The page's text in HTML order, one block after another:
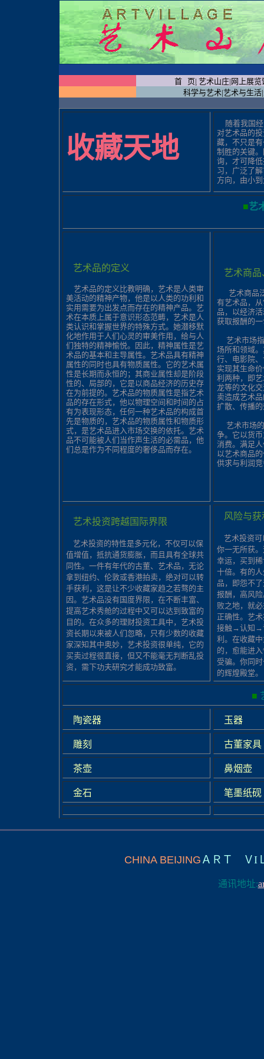
首 页| 艺术山庄| 网上展览
科学与艺术|艺术与生活|
收藏天地
随着我国
对艺术品的
藏，不只是
制胜的关键
询，才可降
习，广泛了
方向，由小
■艺
艺术品的定义
艺术品的定义比教明确，艺术是人类审
美活动的精神产物，他是以人类的功利和
实用需要为出发点而存在的精神产品。艺
术在本质上属于意识形态范畴，艺术是人
类认识和掌握世界的特殊方式。她潜移默
化地作用于人们心灵的审美作用，给与人
们独特的精神愉悦。
因此，精神属性是艺
术品的基本和主导属性。艺术品具有精神
属性的同时也具有物质属性。它的艺术属
性是长期而永恒的；其商业属性却是阶段
性的、局部的，它是以商品经济的历史存
在为前提的。艺术品的物质属性是指艺术
品的存在形式，他以物理空间和时间的占
有为表现形态，任何一种艺术品的构成首
先是物质的，艺术品的物质属性和物质形
式，是艺术品进入市场交换的依托。艺术
品不可能被人们当作声生活的必需品，他
们总是作为不同程度的奢侈品而存在。
艺术商品
艺术商品
有艺术品，
品，以经济
获取报酬的
艺术市场指
场所和领域
行、电影院
实现其生命
利两种，即
龙等的文化
卖造成艺术
扩散、传播
艺术市场的
争。它以货
消费。满足
以艺术商品
供求与利润
艺术投资跨越国际界限
艺术投资的特性是多元化，不仅可以保
值增值，抵抗通货膨胀，而且具有全球共
同性。一件有年代的古董、艺术品，无论
拿到纽约、伦敦或香港拍卖，绝对可以转
手获利，这是让不少收藏家趋之若骛的主
因。艺术品没有国度界限，在不断丰富、
提高艺术秀舱的过程中又可以达到致富的
目的。在众多的理财投资工具中，艺术投
资长期以来被人们忽略，只有少数的收藏
家深知其中奥妙，艺术投资很单纯，它的
买卖过程很直接，但又不能毫无判断乱投
资，需下功夫研究才能成功致富。
风险与获
艺术投资可
你一无所获
幸运，买到
十倍。有的
品，即怨不
报酬，高风
败之地，就
正确性。艺
接触→认知→
利。在收藏
的，愈能进
受骗。你同
的辉煌殿堂。
■
陶瓷器 玉器
雕刻 古董家具
茶壶 鼻烟壶
金石 笔墨纸砚
CHINA BEIJING ＡＲＴ ＶI
通讯地址: